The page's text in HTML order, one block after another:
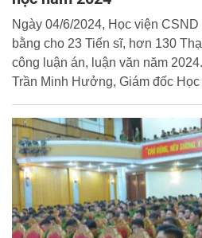
Ngày 04/6/2024, Học viện
bằng cho 23 Tiến sĩ, hơn 130
công luận án, luận văn năm
Trần Minh Hưởng, Giám đốc